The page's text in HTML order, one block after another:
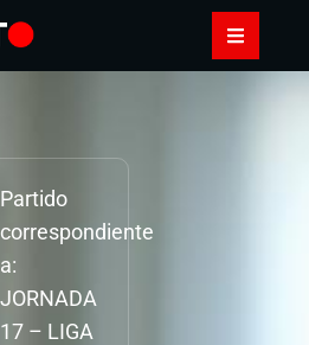
Partido
correspondiente
a:
JORNADA
17 – LIGA